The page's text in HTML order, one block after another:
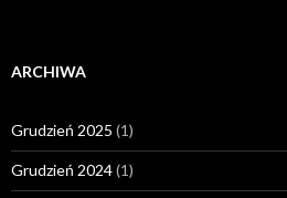
ARCHIWA
Grudzień 2025 (1)
Grudzień 2024(1)